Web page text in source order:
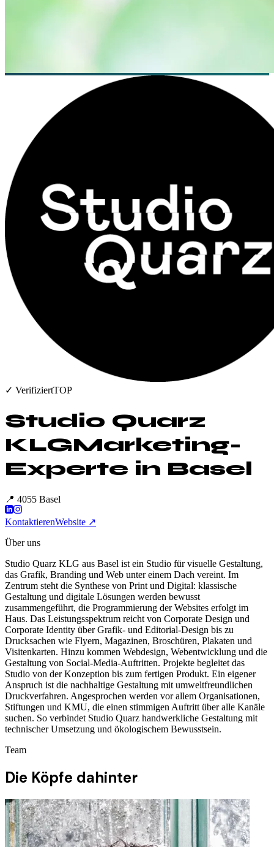
✓ VerifiziertTOP
Studio Quarz
KLGMarketing-
Experte in Basel
📍 4055 Basel
KontaktierenWebsite ↗
Über uns
Studio Quarz KLG aus Basel ist ein Studio für visuelle Gestaltung,
das Grafik, Branding und Web unter einem Dach vereint. Im
Zentrum steht die Synthese von Print und Digital: klassische
Gestaltung und digitale Lösungen werden bewusst
zusammengeführt, die Programmierung der Websites erfolgt im
Haus. Das Leistungsspektrum reicht von Corporate Design und
Corporate Identity über Grafik- und Editorial-Design bis zu
Drucksachen wie Flyern, Magazinen, Broschüren, Plakaten und
Visitenkarten. Hinzu kommen Webdesign, Webentwicklung und die
Gestaltung von Social-Media-Auftritten. Projekte begleitet das
Studio von der Konzeption bis zum fertigen Produkt. Ein eigener
Anspruch ist die nachhaltige Gestaltung mit umweltfreundlichen
Druckverfahren. Angesprochen werden vor allem Organisationen,
Stiftungen und KMU, die einen stimmigen Auftritt über alle Kanäle
suchen. So verbindet Studio Quarz handwerkliche Gestaltung mit
technischer Umsetzung und ökologischem Bewusstsein.
Team
Die Köpfe dahinter